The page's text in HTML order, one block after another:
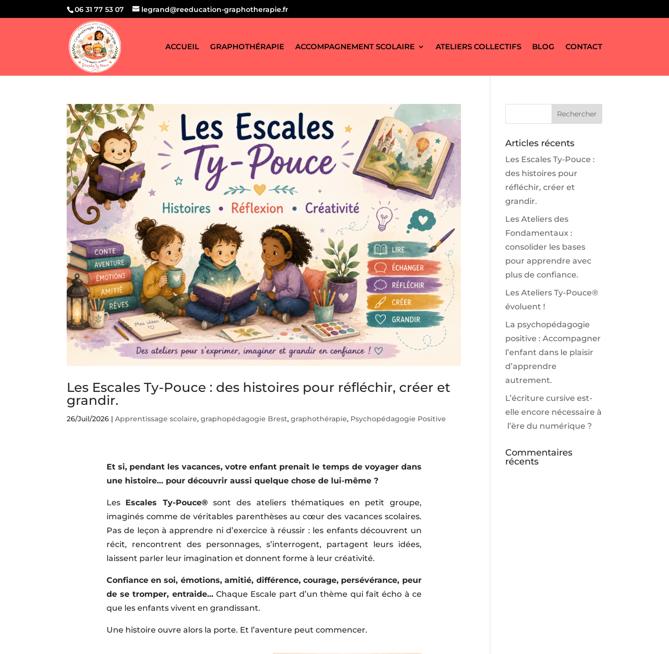
06 31 77 53 07 legrand@reeducation-graphotherapie.fr
ACCUEIL GRAPHOTHÉRAPIE ACCOMPAGNEMENT SCOLAIRE ATELIERS COLLECTIFS BLOG CONTACT
Les Escales Ty-Pouce : des histoires pour réfléchir, créer et
grandir.
26/Juil/2026 |Apprentissage scolaire,graphopédagogie Brest,graphothérapie, Psychopédagogie Positive
Et si, pendant les vacances, votre enfant prenait le temps de voyager dans
une histoire… pour découvrir aussi quelque chose de lui-même ?
Les Escales Ty-Pouce® sont des ateliers thématiques en petit groupe,
imaginés comme de véritables parenthèses au cœur des vacances scolaires.
Pas de leçon à apprendre ni d’exercice à réussir : les enfants découvrent un
récit, rencontrent des personnages, s’interrogent, partagent leurs idées,
laissent parler leur imagination et donnent forme à leur créativité.
Confiance en soi, émotions, amitié, différence, courage, persévérance, peur
de se tromper, entraide…Chaque Escale part d’un thème qui fait écho à ce
que les enfants vivent en grandissant.
Une histoire ouvre alors la porte. Et l’aventure peut commencer.
Articles récents
Les Escales Ty-Pouce :
des histoires pour
réfléchir, créer et
grandir.
Les Ateliers des
Fondamentaux :
consolider les bases
pour apprendre avec
plus de confiance.
Les Ateliers Ty-Pouce®
évoluent !
La psychopédagogie
positive : Accompagner
l’enfant dans le plaisir
d’apprendre
autrement.
L’écriture cursive est-
elle encore nécessaire à
l’ère du numérique ?
Commentaires
récents